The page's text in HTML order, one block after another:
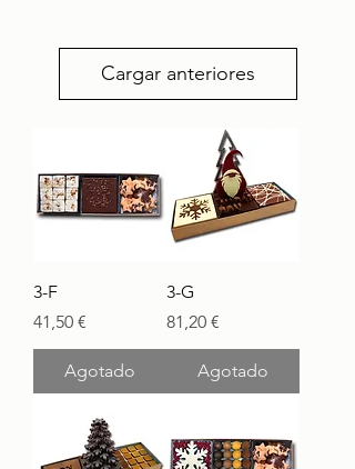
Cargar anteriores
3-F
Precio
41,50 €
Agotado
3-G
Precio
81,20 €
Agotado